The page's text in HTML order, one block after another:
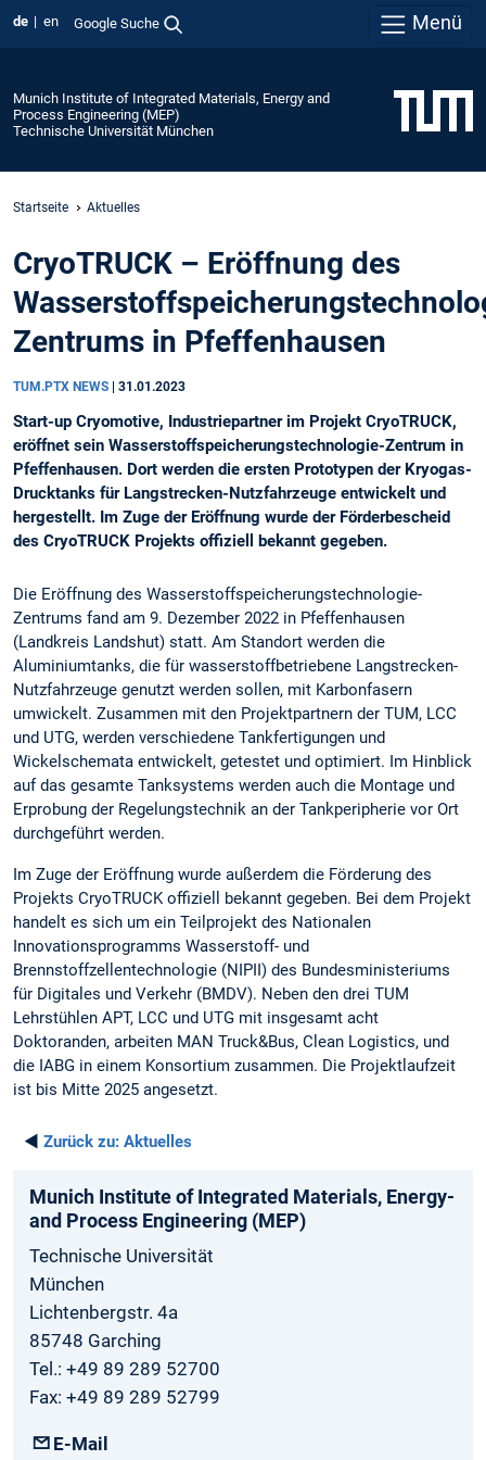
de en Google Suche Menü
Munich Institute of Integrated Materials, Energy and
Process Engineering (MEP)
Technische Universität München
Startseite Aktuelles
CryoTRUCK – Eröffnung des
Zentrums in Pfeffenhausen
TUM.PTX NEWS 31.01.2023
Start-up Cryomotive, Industriepartner im Projekt CryoTRUCK,
eröffnet sein Wasserstoffspeicherungstechnologie-Zentrum in
Pfeffenhausen. Dort werden die ersten Prototypen der Kryogas-
Drucktanks für Langstrecken-Nutzfahrzeuge entwickelt und
hergestellt. Im Zuge der Eröffnung wurde der Förderbescheid
des CryoTRUCK Projekts offiziell bekannt gegeben.
Die Eröffnung des Wasserstoffspeicherungstechnologie-
Zentrums fand am 9. Dezember 2022 in Pfeffenhausen
(Landkreis Landshut) statt. Am Standort werden die
Aluminiumtanks, die für wasserstoffbetriebene Langstrecken-
Nutzfahrzeuge genutzt werden sollen, mit Karbonfasern
umwickelt. Zusammen mit den Projektpartnern der TUM, LCC
und UTG, werden verschiedene Tankfertigungen und
Wickelschemata entwickelt, getestet und optimiert. Im Hinblick
auf das gesamte Tanksystems werden auch die Montage und
Erprobung der Regelungstechnik an der Tankperipherie vor Ort
durchgeführt werden.
Im Zuge der Eröffnung wurde außerdem die Förderung des
Projekts CryoTRUCK offiziell bekannt gegeben. Bei dem Projekt
handelt es sich um ein Teilprojekt des Nationalen
Innovationsprogramms Wasserstoff- und
Brennstoffzellentechnologie (NIPII) des Bundesministeriums
für Digitales und Verkehr (BMDV). Neben den drei TUM
Lehrstühlen APT, LCC und UTG mit insgesamt acht
Doktoranden, arbeiten MAN Truck&Bus, Clean Logistics, und
die IABG in einem Konsortium zusammen. Die Projektlaufzeit
ist bis Mitte 2025 angesetzt.
◄ Zurück zu: Aktuelles
Munich­ Institute­ of Integrated­ Materials­, Energy­
and­ Process­ Engineering­ (MEP)
Technische Universität
München
Lichtenbergstr. 4a
85748 Garching
Tel.: +49 89 289 52700
Fax: +49 89 289 52799
E-Mail